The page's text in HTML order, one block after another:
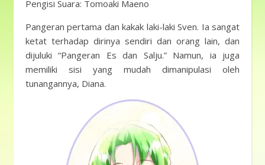
Pengisi Suara: Tomoaki Maeno
Pangeran pertama dan kakak laki-laki Sven. Ia sangat
ketat terhadap dirinya sendiri dan orang lain, dan
dijuluki “Pangeran Es dan Salju.” Namun, ia juga
memiliki sisi yang mudah dimanipulasi oleh
tunangannya, Diana.